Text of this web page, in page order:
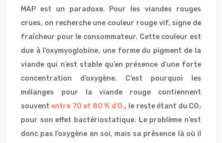
MAP est un paradoxe. Pour les viandes rouges
crues, on recherche une couleur rouge vif, signe de
fraîcheur pour le consommateur. Cette couleur est
due à l’oxymyoglobine, une forme du pigment de la
viande qui n’est stable qu’en présence d’une forte
concentration d’oxygène. C’est pourquoi les
mélanges pour la viande rouge contiennent
souvent entre 70 et 80 % d’O₂, le reste étant du CO₂
pour son effet bactériostatique. Le problème n’est
donc pas l’oxygène en soi, mais sa présence là où il